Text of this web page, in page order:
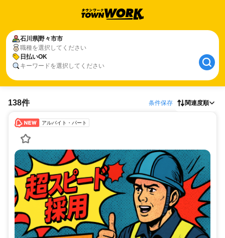
石川県野々市市
職種を選択してください
日払いOK
キーワードを選択してください
138件 条件保存 関連度順
アルバイト・パート